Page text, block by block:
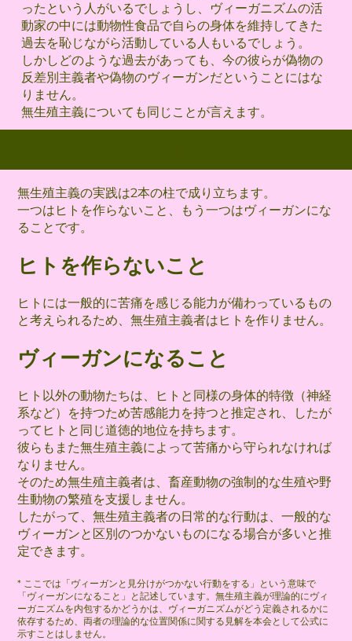
ったという人がいるでしょうし、ヴィーガニズムの活
動家の中には動物性食品で自らの身体を維持してきた
過去を恥じながら活動している人もいるでしょう。
しかしどのような過去があっても、今の彼らが偽物の
反差別主義者や偽物のヴィーガンだということにはな
りません。
無生殖主義についても同じことが言えます。
無生殖主義の実践は2本の柱で成り立ちます。
一つはヒトを作らないこと、もう一つはヴィーガンにな
ることです。
ヒトを作らないこと
ヒトには一般的に苦痛を感じる能力が備わっているもの
と考えられるため、無生殖主義者はヒトを作りません。
ヴィーガンになること
ヒト以外の動物たちは、ヒトと同様の身体的特徴（神経
系など）を持つため苦感能力を持つと推定され、したが
ってヒトと同じ道徳的地位を持ちます。
彼らもまた無生殖主義によって苦痛から守られなければ
なりません。
そのため無生殖主義者は、畜産動物の強制的な生殖や野
生動物の繁殖を支援しません。
したがって、無生殖主義者の日常的な行動は、一般的な
ヴィーガンと区別のつかないものになる場合が多いと推
定できます。
* ここでは「ヴィーガンと見分けがつかない行動をする」という意味で
「ヴィーガンになること」と記述しています。無生殖主義が理論的にヴィ
ーガニズムを内包するかどうかは、ヴィーガニズムがどう定義されるかに
依存するため、両者の理論的な位置関係に関する見解を本会として公式に
示すことはしません。